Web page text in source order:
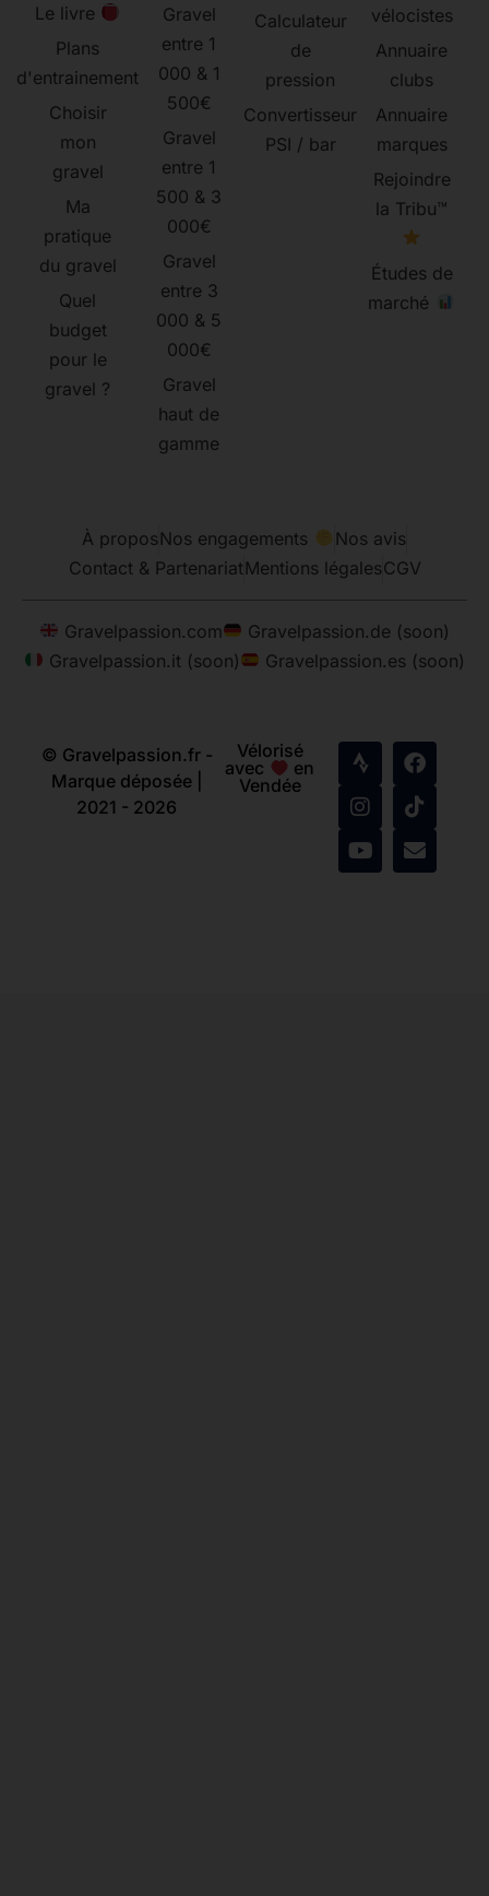
Le livre
Plans
d'entrainement
Choisir
mon
gravel
Ma
pratique
du gravel
Quel
budget
pour le
gravel ?
Gravel
entre 1
000 & 1
500€
Gravel
entre 1
500 & 3
000€
Gravel
entre 3
000 & 5
000€
Gravel
haut de
gamme
Calculateur
de
pression
Convertisseur
PSI / bar
vélocistes
Annuaire
clubs
Annuaire
marques
Rejoindre
la Tribu™
Études de
marché
À propos Nos engagements
Nos avis
Contact & Partenariat Mentions légalesCGV
Gravelpassion.com
Gravelpassion.de (soon)
Gravelpassion.it (soon)
Gravelpassion.es (soon)
© Gravelpassion.fr -
Marque déposée |
2021 - 2026
Vélorisé
avec
en
Vendée